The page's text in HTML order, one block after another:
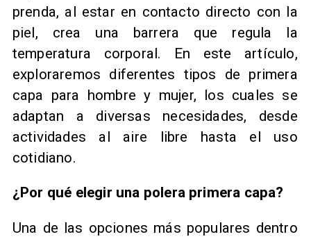
prenda, al estar en contacto directo con la
piel, crea una barrera que regula la
temperatura corporal. En este artículo,
exploraremos diferentes tipos de primera
capa para hombre y mujer, los cuales se
adaptan a diversas necesidades, desde
actividades al aire libre hasta el uso
cotidiano.
¿Por qué elegir una polera primera capa?
Una de las opciones más populares dentro